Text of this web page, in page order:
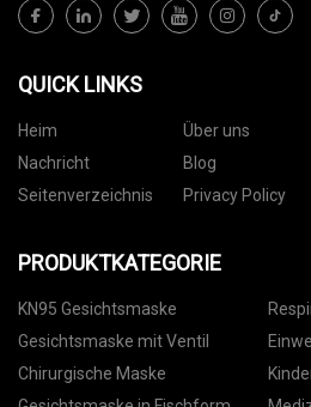
QUICK LINKS
Heim Über uns
Nachricht
Blog
Seitenverzeichnis
Privacy Policy
PRODUKTKATEGORIE
KN95 Gesichtsmaske
Gesichtsmaske mit Ventil
Chirurgische Maske